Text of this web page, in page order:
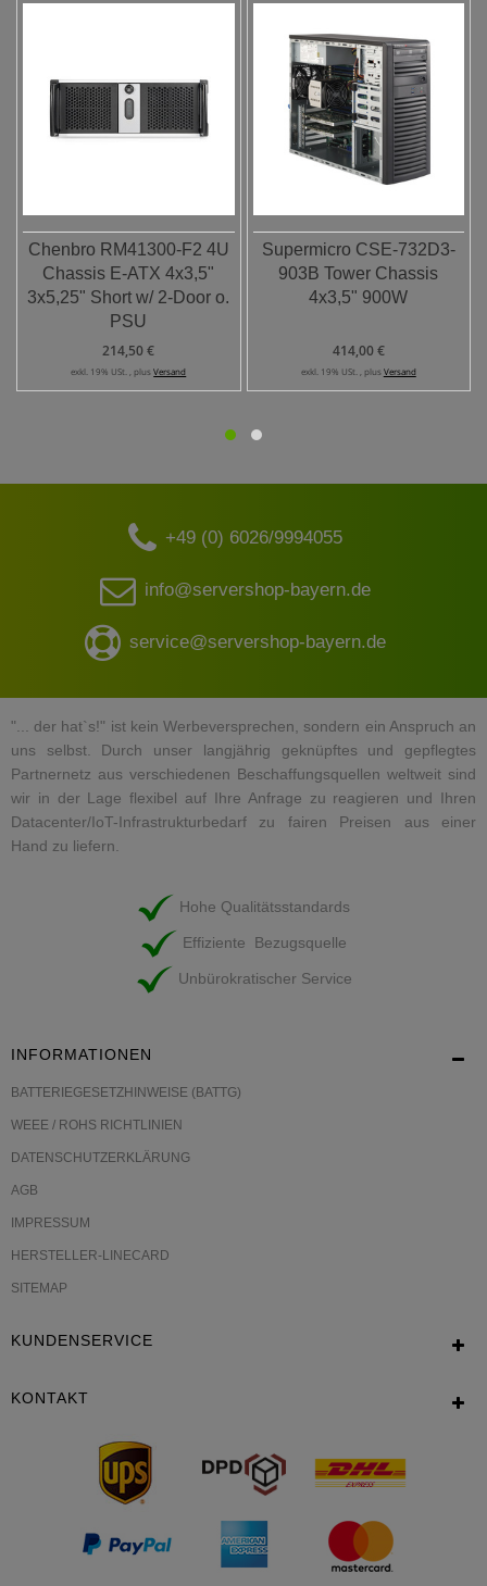
Chenbro RM41300-F2 4U
Chassis E-ATX 4x3,5"
3x5,25" Short w/ 2-Door o.
PSU
214,50 €
exkl. 19% USt. , plusVersand
Supermicro CSE-732D3-
903B Tower Chassis
4x3,5" 900W
414,00 €
exkl. 19% USt. , plus Versand
+49 (0) 6026/9994055
info@servershop-bayern.de
service@servershop-bayern.de
"... der hat`s!" ist kein Werbeversprechen, sondern ein Anspruch an
uns selbst. Durch unser langjährig geknüpftes und gepflegtes
Partnernetz aus verschiedenen Beschaffungsquellen weltweit sind
wir in der Lage flexibel auf Ihre Anfrage zu reagieren und Ihren
Datacenter/IoT-Infrastrukturbedarf zu fairen Preisen aus einer
Hand zu liefern.
Hohe Qualitätsstandards
Effiziente Bezugsquelle
Unbürokratischer Service
INFORMATIONEN
BATTERIEGESETZHINWEISE (BATTG)
WEEE / ROHS RICHTLINIEN
DATENSCHUTZERKLÄRUNG
AGB
IMPRESSUM
HERSTELLER-LINECARD
SITEMAP
KUNDENSERVICE
KONTAKT